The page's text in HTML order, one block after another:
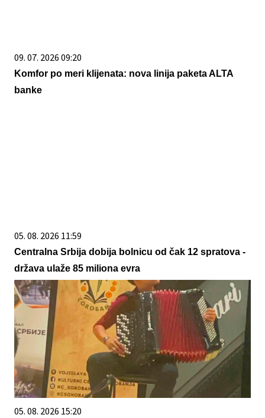
09. 07. 2026 09:20
Komfor po meri klijenata: nova linija paketa ALTA
banke
05. 08. 2026 11:59
Centralna Srbija dobija bolnicu od čak 12 spratova -
država ulaže 85 miliona evra
05. 08. 2026 15:20